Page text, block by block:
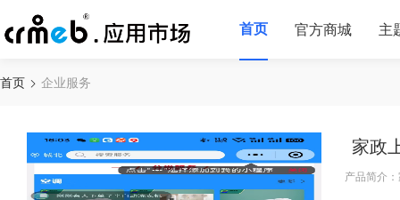
首页 官方商城 主
首页 企业服务
家政
产品简介